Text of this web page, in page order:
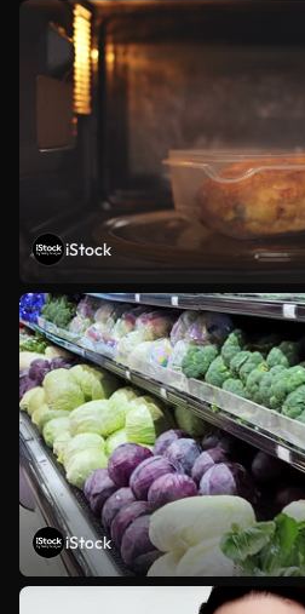
iStock
iStock